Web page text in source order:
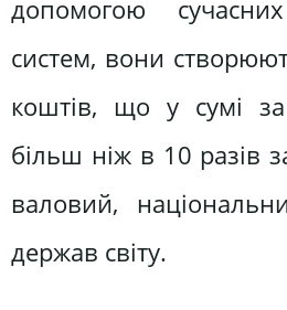
допомогою
систем, вони
коштів, що у сумі
більш ніж в 10 разів
валовий,
держав світу.